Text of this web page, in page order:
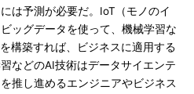
は予測が必要だ。IoT（モノのイ
ッグデータを使って、機械学習な
構築すれば、ビジネスに適用する
などのAI技術はデータサイエンテ
推し進めるエンジニアやビジネス